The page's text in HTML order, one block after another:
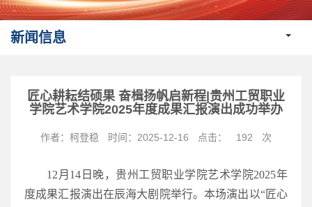
新闻信息
匠心耕耘结硕果 奋楫扬帆启新程|贵州工贸职业
学院艺术学院2025年度成果汇报演出成功举办
作者：柯登稳 时间：2025-12-16 点击： 192 次
12月14日晚，贵州工贸职业学院艺术学院2025年
度成果汇报演出在辰海大剧院举行。本场演出以“匠心